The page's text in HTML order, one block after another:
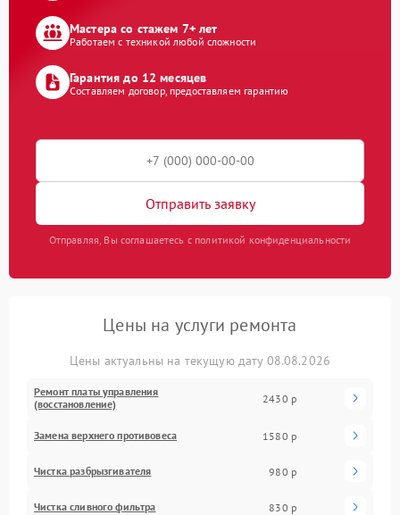
Мастера со стажем 7+ лет
Работаем с техникой любой сложности
Гарантия до 12 месяцев
Составляем договор, предоставляем гарантию
Отправить заявку
Отправляя, Вы соглашаетесь с политикой конфиденциальности
Цены на услуги ремонта
Цены актуальны на текущую дату 08.08.2026
Ремонт платы управления
(восстановление)
2430 р
Замена верхнего противовеса 1580 р
Чистка разбрызгивателя 980 р
Чистка сливного фильтра 830 р